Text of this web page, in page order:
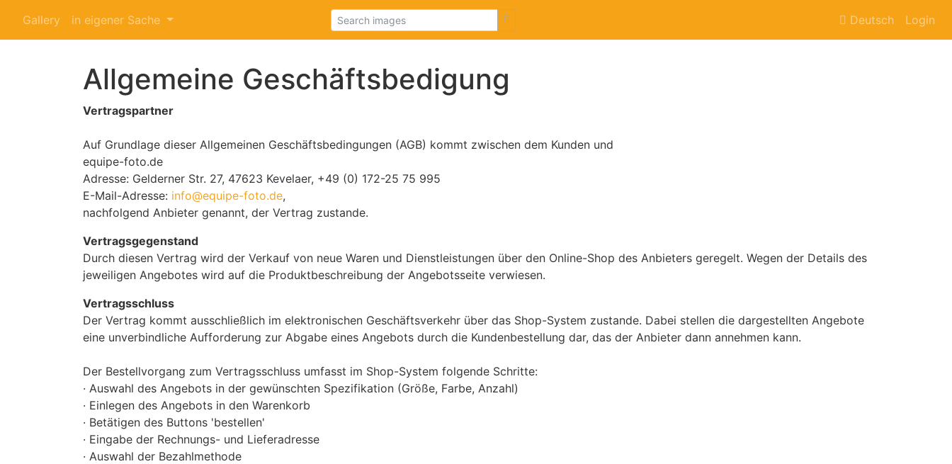
Gallery in eigener Sache Deutsch Login
Allgemeine Geschäftsbedigung
Vertragspartner
Auf Grundlage dieser Allgemeinen Geschäftsbedingungen (AGB) kommt zwischen dem Kunden und
equipe-foto.de
Adresse: Gelderner Str. 27, 47623 Kevelaer, +49 (0) 172-25 75 995
E-Mail-Adresse: info@equipe-foto.de,
nachfolgend Anbieter genannt, der Vertrag zustande.
Vertragsgegenstand
Durch diesen Vertrag wird der Verkauf von neue Waren und Dienstleistungen über den Online-Shop des Anbieters geregelt. Wegen der Details des
jeweiligen Angebotes wird auf die Produktbeschreibung der Angebotsseite verwiesen.
Vertragsschluss
Der Vertrag kommt ausschließlich im elektronischen Geschäftsverkehr über das Shop-System zustande. Dabei stellen die dargestellten Angebote
eine unverbindliche Aufforderung zur Abgabe eines Angebots durch die Kundenbestellung dar, das der Anbieter dann annehmen kann.
Der Bestellvorgang zum Vertragsschluss umfasst im Shop-System folgende Schritte:
· Auswahl des Angebots in der gewünschten Spezifikation (Größe, Farbe, Anzahl)
· Einlegen des Angebots in den Warenkorb
· Betätigen des Buttons 'bestellen'
· Eingabe der Rechnungs- und Lieferadresse
· Auswahl der Bezahlmethode